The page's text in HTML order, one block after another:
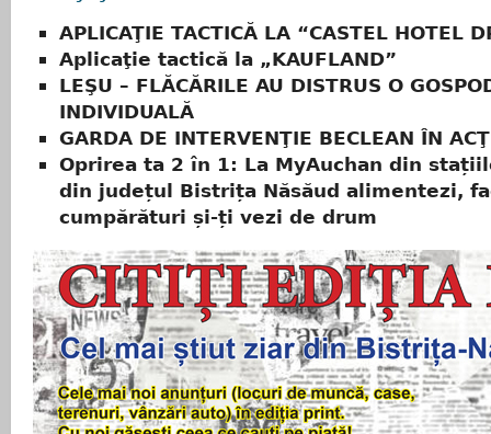
APLICAŢIE TACTICĂ LA “CASTEL HOTEL
Aplicaţie tactică la „KAUFLAND”
LEŞU – FLĂCĂRILE AU DISTRUS O
INDIVIDUALĂ
GARDA DE INTERVENŢIE BECLEAN ÎN
Oprirea ta 2 în 1: La MyAuchan din
din județul Bistrița Năsăud alimentezi,
cumpărături și-ți vezi de drum